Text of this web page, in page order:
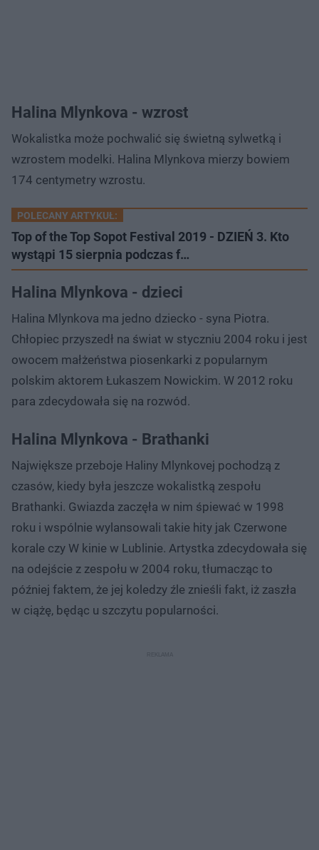
Halina Mlynkova - wzrost
Wokalistka może pochwalić się świetną sylwetką i
wzrostem modelki. Halina Mlynkova mierzy bowiem
174 centymetry wzrostu.
POLECANY ARTYKUŁ:
Top of the Top Sopot Festival 2019 - DZIEŃ 3. Kto
wystąpi 15 sierpnia podczas f…
Halina Mlynkova - dzieci
Halina Mlynkova ma jedno dziecko - syna Piotra.
Chłopiec przyszedł na świat w styczniu 2004 roku i jest
owocem małżeństwa piosenkarki z popularnym
polskim aktorem Łukaszem Nowickim. W 2012 roku
para zdecydowała się na rozwód.
Halina Mlynkova - Brathanki
Największe przeboje Haliny Mlynkovej pochodzą z
czasów, kiedy była jeszcze wokalistką zespołu
Brathanki. Gwiazda zaczęła w nim śpiewać w 1998
roku i wspólnie wylansowali takie hity jak Czerwone
korale czy W kinie w Lublinie. Artystka zdecydowała się
na odejście z zespołu w 2004 roku, tłumacząc to
później faktem, że jej koledzy źle znieśli fakt, iż zaszła
w ciążę, będąc u szczytu popularności.